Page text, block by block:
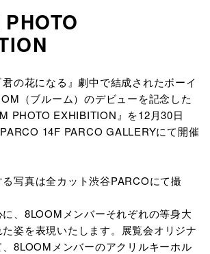
る
の花になる』​劇中で結成されたボーイ
（ブルーム）のデビューを記念した
PHOTO EXHIBITION』を12月30日
14F PARCO GALLERY​にて開催
写真は全カット渋谷PARCOにて撮
、8LOOMメンバーそれぞれの等身大
姿を表現​いたします。展覧会オリジナ
8LOOMメンバーのアクリルキーホル